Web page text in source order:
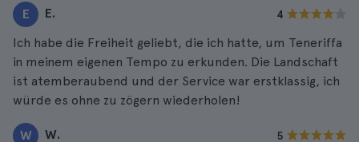
E E. 4
Ich habe die Freiheit geliebt, die ich hatte, um Teneriffa
in meinem eigenen Tempo zu erkunden. Die Landschaft
ist atemberaubend und der Service war erstklassig, ich
würde es ohne zu zögern wiederholen!
W W. 5